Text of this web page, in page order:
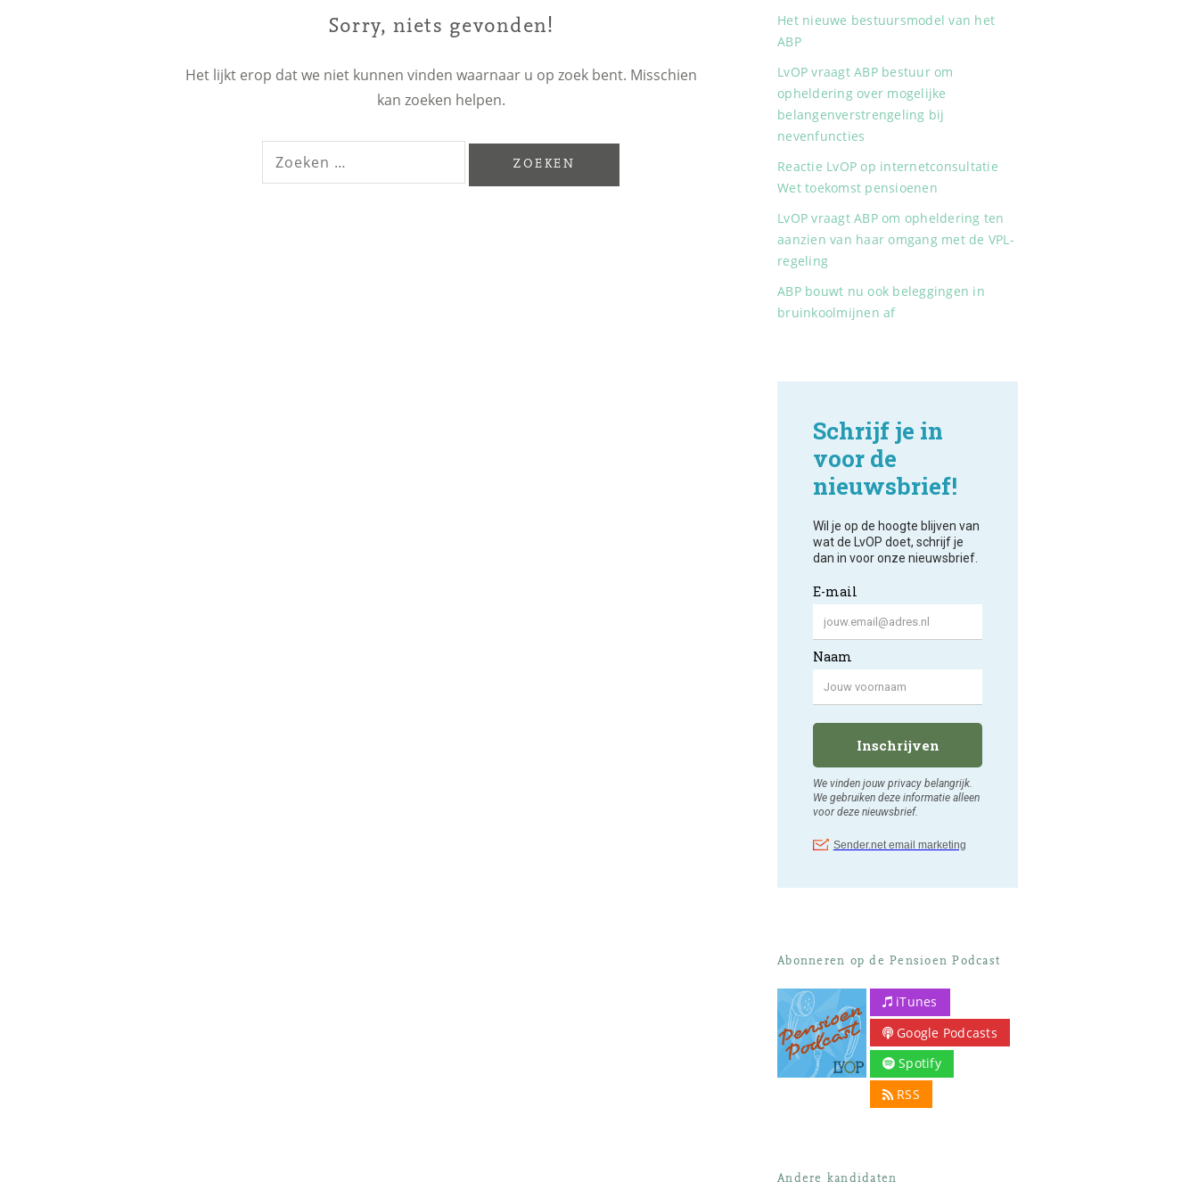
Sorry, niets gevonden!
Het lijkt erop dat we niet kunnen vinden waarnaar u op zoek bent. Misschien
kan zoeken helpen.
Zoeken:
Het nieuwe bestuursmodel van het
ABP
LvOP vraagt ABP bestuur om
opheldering over mogelijke
belangenverstrengeling bij
nevenfuncties
Reactie LvOP op internetconsultatie
Wet toekomst pensioenen
LvOP vraagt ABP om opheldering ten
aanzien van haar omgang met de VPL-
regeling
ABP bouwt nu ook beleggingen in
bruinkoolmijnen af
Abonneren op de Pensioen Podcast
iTunes
Google Podcasts
Spotify
RSS
Andere kandidaten